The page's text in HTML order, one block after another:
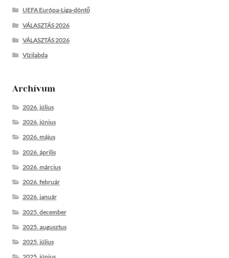
UEFA Európa-Liga-döntő
VÁLASZTÁS 2026
VÁLASZTÁS 2026
Vízilabda
Archívum
2026. július
2026. június
2026. május
2026. április
2026. március
2026. február
2026. január
2025. december
2025. augusztus
2025. július